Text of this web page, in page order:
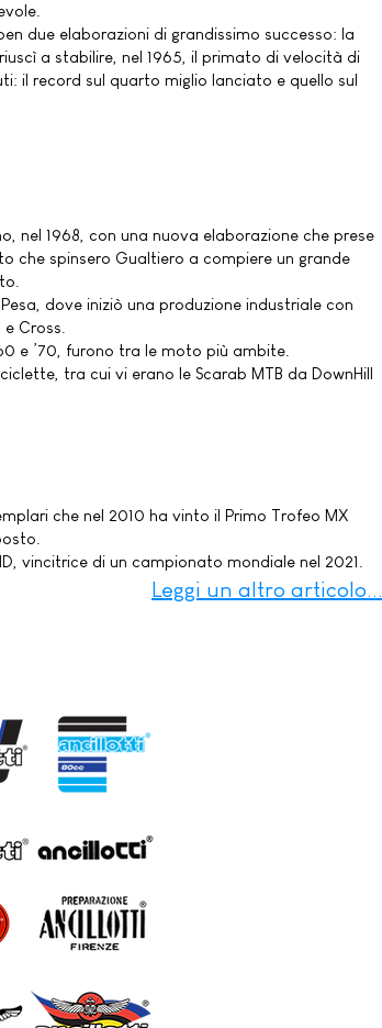
due elaborazioni di grandissimo successo: la
a stabilire, nel 1965, il primato di velocità di
il record sul quarto miglio lanciato e quello sul
nel 1968, con una nuova elaborazione che prese
che spinsero Gualtiero a compiere un grande
dove iniziò una produzione industriale con
Cross.
e ’70, furono tra le moto più ambite.
tra cui vi erano le Scarab MTB da DownHill
che nel 2010 ha vinto il Primo Trofeo MX
vincitrice di un campionato mondiale nel 2021.
Leggi un altro articolo...